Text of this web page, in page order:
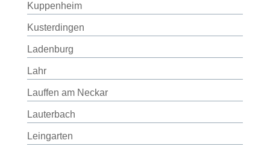
Kuppenheim
Kusterdingen
Ladenburg
Lahr
Lauffen am Neckar
Lauterbach
Leingarten